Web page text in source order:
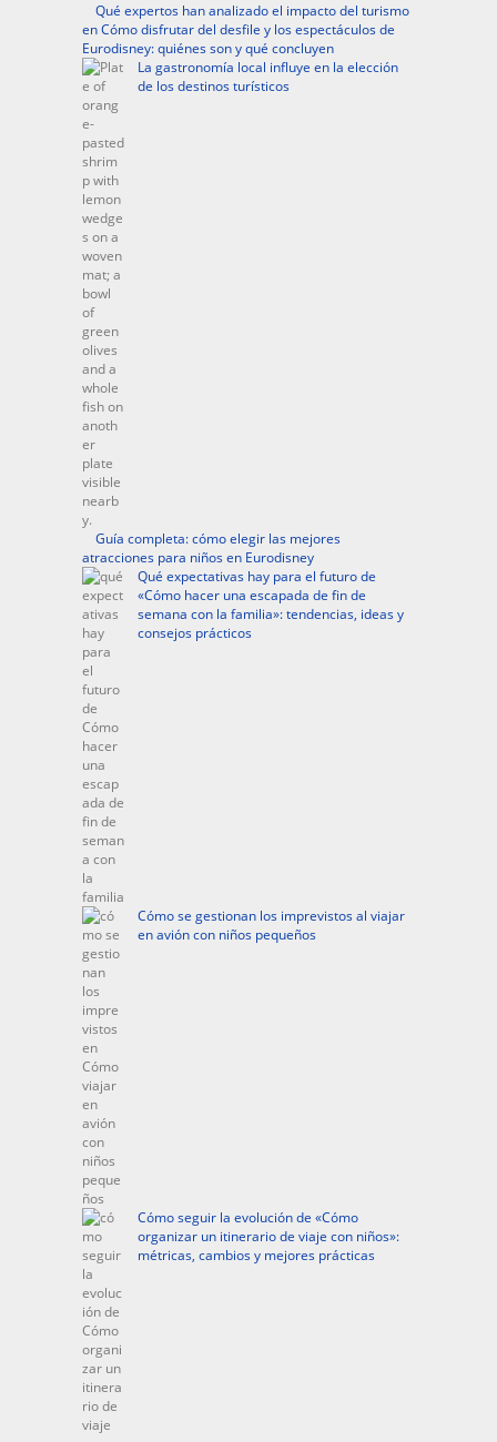
Qué expertos han analizado el impacto del turismo
en Cómo disfrutar del desfile y los espectáculos de
Eurodisney: quiénes son y qué concluyen
La gastronomía local influye en la elección
de los destinos turísticos
Guía completa: cómo elegir las mejores
atracciones para niños en Eurodisney
Qué expectativas hay para el futuro de
«Cómo hacer una escapada de fin de
semana con la familia»: tendencias, ideas y
consejos prácticos
Cómo se gestionan los imprevistos al viajar
en avión con niños pequeños
Cómo seguir la evolución de «Cómo
organizar un itinerario de viaje con niños»:
métricas, cambios y mejores prácticas